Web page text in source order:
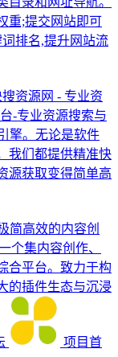
重;提交网站即可
排名,提升网站流
资源网 - 专业资
-专业资源搜索与
擎。无论是软件
我们都提供精准快
源获取变得简单高
简高效的内容创
个集内容创作、
合平台。致力于构
的插件生态与沉浸
项目首